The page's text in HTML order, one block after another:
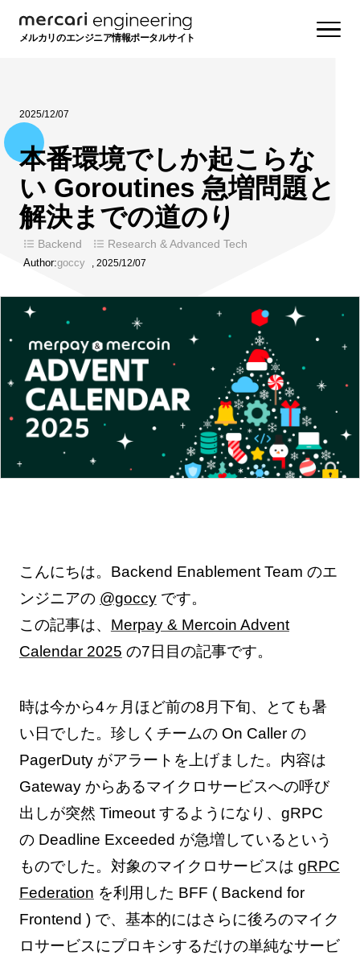
メルカリのエンジニア情報ポータルサイト
2025/12/07
本番環境でしか起こらな
い Goroutines 急増問題と
解決までの道のり
Backend Research & Advanced Tech
Author:goccy , 2025/12/07
こんにちは。Backend Enablement Team のエ
ンジニアの @goccyです。
この記事は、 Merpay & Mercoin Advent
Calendar 2025 の7日目の記事です。
時は今から4ヶ月ほど前の8月下旬、とても暑
い日でした。珍しくチームの On Caller の
PagerDuty がアラートを上げました。内容は
Gateway からあるマイクロサービスへの呼び
出しが突然 Timeout するようになり、gRPC
の Deadline Exceeded が急増しているという
ものでした。対象のマイクロサービスは gRPC
Federation を利用した BFF ( Backend for
Frontend ) で、基本的にはさらに後ろのマイク
ロサービスにプロキシするだけの単純なサービ